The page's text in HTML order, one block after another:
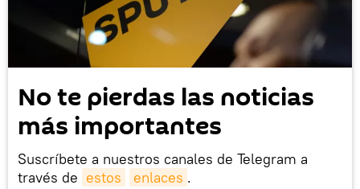
No te pierdas las noticias
más importantes
Suscríbete a nuestros canales de Telegram a
través de estos enlaces .